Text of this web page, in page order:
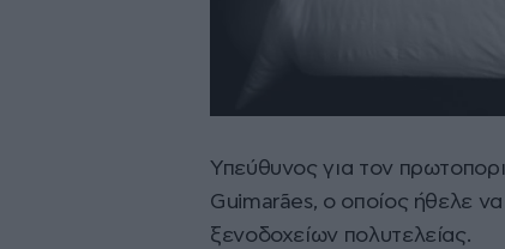
Υπεύθυνος για τον
Guimarães, ο οποίος ήθελε
ξενοδοχείων πολυτελείας.